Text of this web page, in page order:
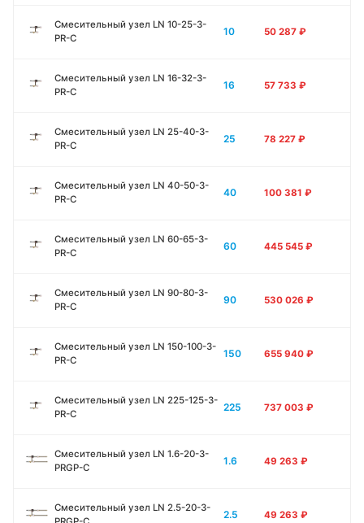
Смесительный узел LN 10-25-3-
PR-C
10 50 287 ₽
Смесительный узел LN 16-32-3-
PR-C
16 57 733 ₽
Смесительный узел LN 25-40-3-
PR-C
25 78 227 ₽
Смесительный узел LN 40-50-3-
PR-C
40 100 381 ₽
Смесительный узел LN 60-65-3-
PR-C
60 445 545 ₽
Смесительный узел LN 90-80-3-
PR-C
90 530 026 ₽
Смесительный узел LN 150-100-3-
PR-C
150 655 940 ₽
Смесительный узел LN 225-125-3-
PR-C
225 737 003 ₽
Смесительный узел LN 1.6-20-3-
PRGP-C
1.6 49 263 ₽
Смесительный узел LN 2.5-20-3-
2.5 49 263 ₽